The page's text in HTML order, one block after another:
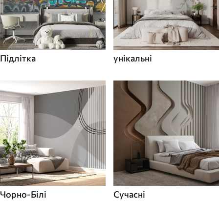
Підлітка унікальні
Чорно-Білі Сучасні